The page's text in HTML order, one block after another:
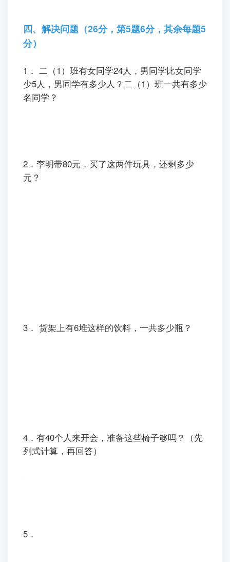
四、解决问题（26分，第5题6分，其余每题5
分）
3． 货架上有6堆这样的饮料，一共多少瓶？